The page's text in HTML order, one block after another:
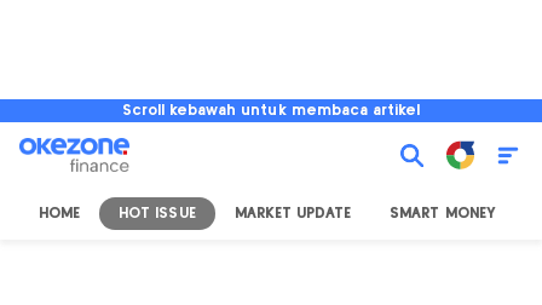
Scroll kebawah untuk membaca artikel
HOME HOT ISSUE MARKET UPDATE SMART MONEY